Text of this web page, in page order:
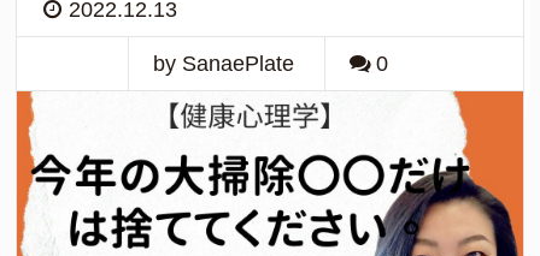
2022.12.13
by SanaePlate 0